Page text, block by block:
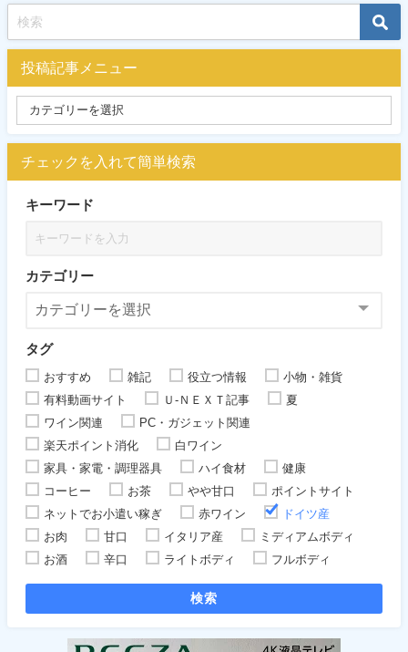
投稿記事メニュー
チェックを入れて簡単検索
キーワード
カテゴリー
タグ
おすすめ 雑記 役立つ情報
小物・雑貨
有料動画サイト
Ｕ-ＮＥＸＴ記事
夏
ワイン関連
PC・ガジェット関連
楽天ポイント消化
白ワイン
家具・家電・調理器具
ハイ食材
健康
コーヒー
お茶 やや甘口
ポイントサイト
ネットでお小遣い稼ぎ
赤ワイン
ドイツ産
お肉
甘口 イタリア産
ミディアムボディ
お酒
辛口 ライトボディ フルボディ
検索